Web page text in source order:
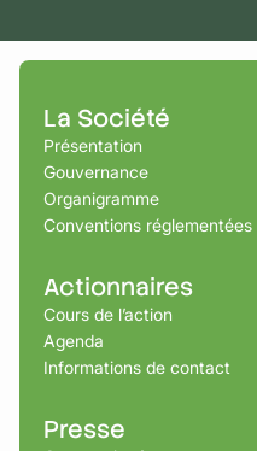
La Société
Présentation
Gouvernance
Organigramme
Conventions réglementées
Actionnaires
Cours de l’action
Agenda
Informations de contact
Presse